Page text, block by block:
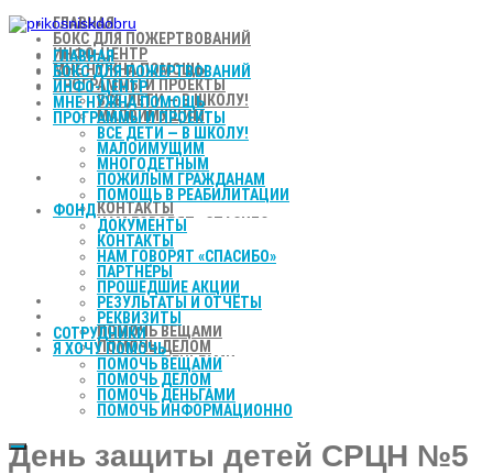
ГЛАВНАЯ
БОКС ДЛЯ ПОЖЕРТВОВАНИЙ
ИНФО-ЦЕНТР
МНЕ НУЖНА ПОМОЩЬ
ПРОГРАММЫ И ПРОЕКТЫ
ВСЕ ДЕТИ — В ШКОЛУ!
МАЛОИМУЩИМ
МНОГОДЕТНЫМ
ПОЖИЛЫМ ГРАЖДАНАМ
ПОМОЩЬ В РЕАБИЛИТАЦИИ
ФОНД
ДОКУМЕНТЫ
КОНТАКТЫ
НАМ ГОВОРЯТ «СПАСИБО»
ПАРТНЁРЫ
ПРОШЕДШИЕ АКЦИИ
РЕЗУЛЬТАТЫ И ОТЧЁТЫ
РЕКВИЗИТЫ
СОТРУДНИКИ
Я ХОЧУ ПОМОЧЬ
ПОМОЧЬ ВЕЩАМИ
ПОМОЧЬ ДЕЛОМ
ПОМОЧЬ ДЕНЬГАМИ
ПОМОЧЬ ИНФОРМАЦИОННО
ГЛАВНАЯ
БОКС ДЛЯ ПОЖЕРТВОВАНИЙ
ИНФО-ЦЕНТР
МНЕ НУЖНА ПОМОЩЬ
ПРОГРАММЫ И ПРОЕКТЫ
ВСЕ ДЕТИ — В ШКОЛУ!
МАЛОИМУЩИМ
МНОГОДЕТНЫМ
ПОЖИЛЫМ ГРАЖДАНАМ
ПОМОЩЬ В РЕАБИЛИТАЦИИ
ФОНД
ДОКУМЕНТЫ
КОНТАКТЫ
НАМ ГОВОРЯТ «СПАСИБО»
ПАРТНЁРЫ
ПРОШЕДШИЕ АКЦИИ
РЕЗУЛЬТАТЫ И ОТЧЁТЫ
РЕКВИЗИТЫ
СОТРУДНИКИ
Я ХОЧУ ПОМОЧЬ
ПОМОЧЬ ВЕЩАМИ
ПОМОЧЬ ДЕЛОМ
ПОМОЧЬ ДЕНЬГАМИ
ПОМОЧЬ ИНФОРМАЦИОННО
День защиты детей СРЦН №5